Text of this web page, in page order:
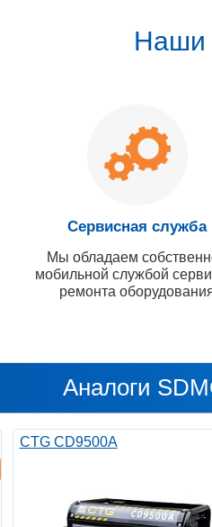
Наши
Сервисная служба
Мы обладаем
мобильной службой
ремонта
Аналоги
CTG CD9500A